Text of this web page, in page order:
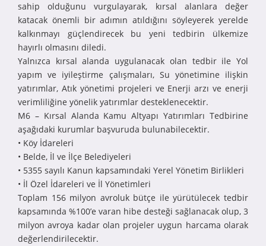
sahip olduğunu vurgulayarak, kırsal alanlara değer
katacak önemli bir adımın atıldığını söyleyerek yerelde
kalkınmayı güçlendirecek bu yeni tedbirin ülkemize
hayırlı olmasını diledi.
Yalnızca kırsal alanda uygulanacak olan tedbir ile Yol
yapım ve iyileştirme çalışmaları, Su yönetimine ilişkin
yatırımlar, Atık yönetimi projeleri ve Enerji arzı ve enerji
verimliliğine yönelik yatırımlar desteklenecektir.
M6 – Kırsal Alanda Kamu Altyapı Yatırımları Tedbirine
aşağıdaki kurumlar başvuruda bulunabilecektir.
• Köy İdareleri
• Belde, İl ve İlçe Belediyeleri
• 5355 sayılı Kanun kapsamındaki Yerel Yönetim Birlikleri
• İl Özel İdareleri ve İl Yönetimleri
Toplam 156 milyon avroluk bütçe ile yürütülecek tedbir
kapsamında %100’e varan hibe desteği sağlanacak olup, 3
milyon avroya kadar olan projeler uygun harcama olarak
değerlendirilecektir.